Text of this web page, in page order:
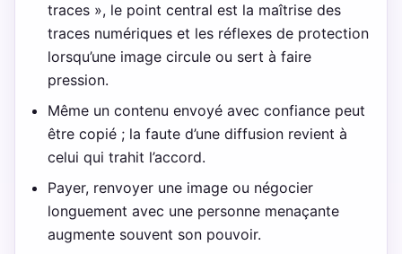
traces », le point central est la maîtrise des
traces numériques et les réflexes de protection
lorsqu’une image circule ou sert à faire
pression.
Même un contenu envoyé avec confiance peut
être copié ; la faute d’une diffusion revient à
celui qui trahit l’accord.
Payer, renvoyer une image ou négocier
longuement avec une personne menaçante
augmente souvent son pouvoir.